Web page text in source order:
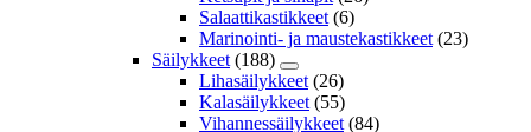
Salaattikastikkeet (6)
Marinointi- ja maustekastikkeet (23)
Säilykkeet (188)
Lihasäilykkeet (26)
Kalasäilykkeet (55)
Vihannessäilykkeet (84)